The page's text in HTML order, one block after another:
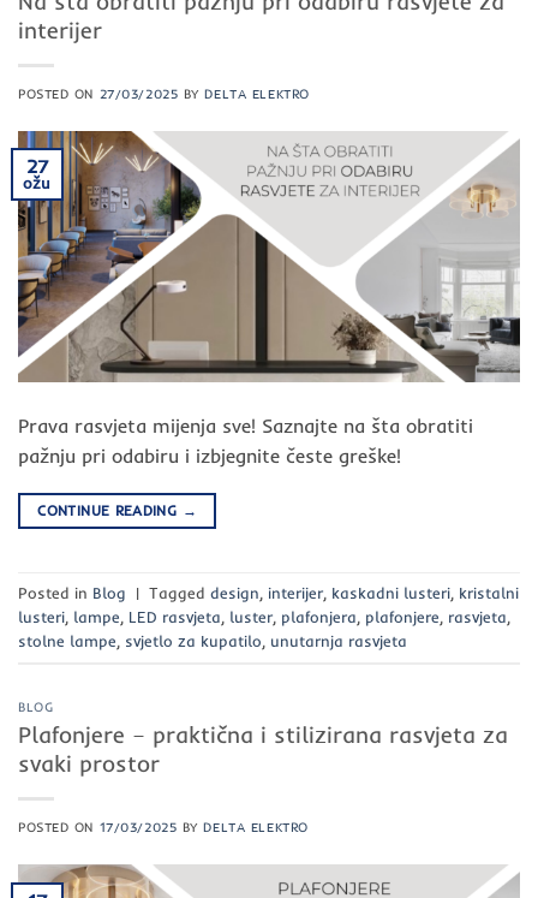
interijer
POSTED ON 27/03/2025 BYDELTA ELEKTRO
27
ožu
Prava rasvjeta mijenja sve! Saznajte na šta obratiti
pažnju pri odabiru i izbjegnite česte greške!
CONTINUE READING →
Posted in Blog | Tagged design, interijer, kaskadni lusteri, kristalni
lusteri, lampe, LED rasvjeta, luster, plafonjera, plafonjere, rasvjeta,
stolne lampe, svjetlo za kupatilo, unutarnja rasvjeta
BLOG
Plafonjere – praktična i stilizirana rasvjeta za
svaki prostor
POSTED ON 17/03/2025 BYDELTA ELEKTRO